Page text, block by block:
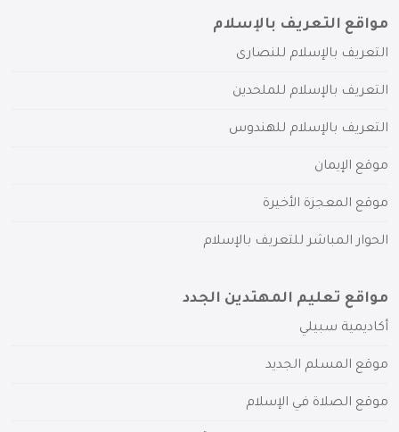
مواقع التعريف بالإسلام
التعريف بالإسلام للنصارى
التعريف بالإسلام للملحدين
التعريف بالإسلام للهندوس
موقع الإيمان
موقع المعجزة الأخيرة
الحوار المباشر للتعريف بالإسلام
مواقع تعليم المهتدين الجدد
أكاديمية سبيلي
موقع المسلم الجديد
موقع الصلاة في الإسلام